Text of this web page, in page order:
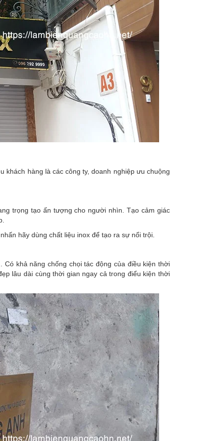
hàng là các công ty, doanh nghiệp ưu chuộng
trọng tạo ấn tượng cho người nhìn. Tạo cảm giác
hãy dùng chất liệu inox để tạo ra sự nổi trội.
khả năng chống chọi tác động của điều kiện thời
lâu dài cùng thời gian ngay cả trong điểu kiện thời